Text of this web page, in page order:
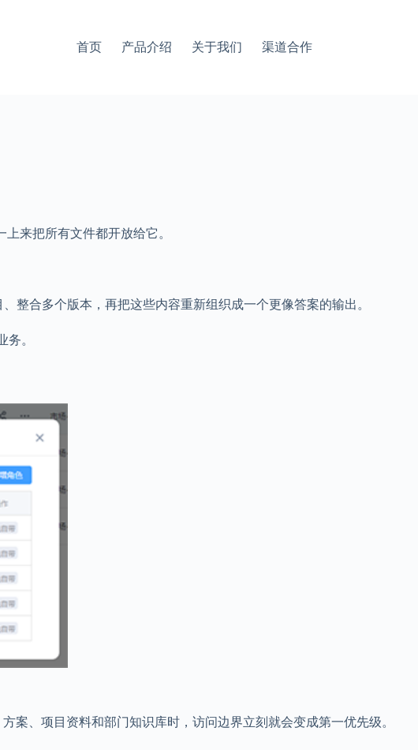
首页 产品介绍 关于我们 渠道合作
来把所有文件都开放给它。
整合多个版本，再把这些内容重新组织成一个更像答案的输出。
。
、项目资料和部门知识库时，访问边界立刻就会变成第一优先级。